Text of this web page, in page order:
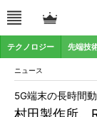
テクノロジー 先端技
ニュース
村田製作所、
5G端末の長時間